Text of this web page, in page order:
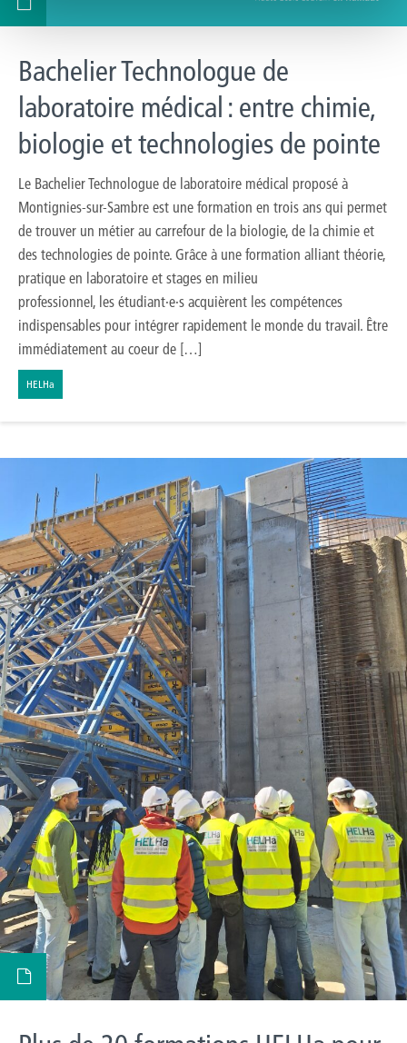
Bachelier Technologue de
laboratoire médical : entre chimie,
biologie et technologies de pointe
Le Bachelier Technologue de laboratoire médical proposé à
Montignies-sur-Sambre est une formation en trois ans qui permet
de trouver un métier au carrefour de la biologie, de la chimie et
des technologies de pointe. Grâce à une formation alliant théorie,
pratique en laboratoire et stages en milieu
professionnel, les étudiant·e·s acquièrent les compétences
indispensables pour intégrer rapidement le monde du travail. Être
immédiatement au coeur de […]
HELHa